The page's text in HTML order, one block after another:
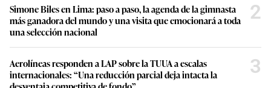
Simone Biles en Lima: paso a paso, la agenda de la gimnasta
más ganadora del mundo y una visita que emocionará a toda
una selección nacional
2
Aerolíneas responden a LAP sobre la TUUA a escalas
internacionales: “Una reducción parcial deja intacta la
3